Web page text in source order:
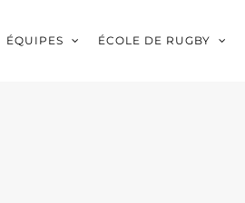
ÉQUIPES ÉCOLE DE RUGBY